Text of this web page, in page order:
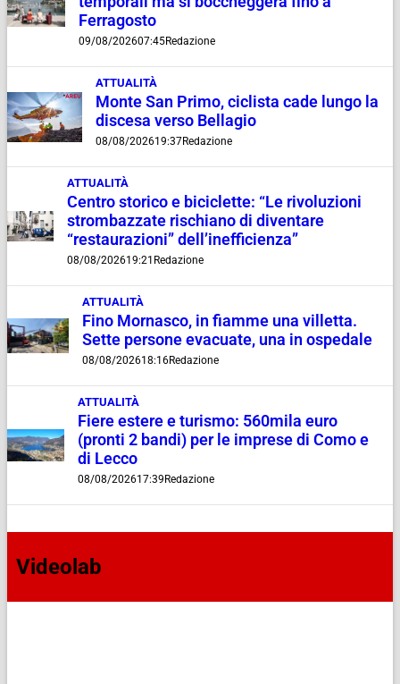
Ferragosto
09/08/202607:45Redazione
ATTUALITÀ
Monte San Primo, ciclista cade lungo la
discesa verso Bellagio
08/08/202619:37Redazione
ATTUALITÀ
Centro storico e biciclette: “Le rivoluzioni
strombazzate rischiano di diventare
“restaurazioni” dell’inefficienza”
08/08/202619:21 Redazione
ATTUALITÀ
Fino Mornasco, in fiamme una villetta.
Sette persone evacuate, una in ospedale
08/08/202618:16Redazione
ATTUALITÀ
Fiere estere e turismo: 560mila euro
(pronti 2 bandi) per le imprese di Como e
di Lecco
08/08/202617:39 Redazione
Videolab